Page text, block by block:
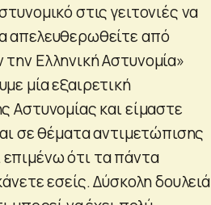
στις γειτονιές να
απελευθερωθείτε από
Ελληνική Αστυνομία»
μία εξαιρετική
Αστυνομίας και είμαστε
σε θέματα αντιμετώπισης
ότι τα πάντα
εσείς. Δύσκολη δουλειά